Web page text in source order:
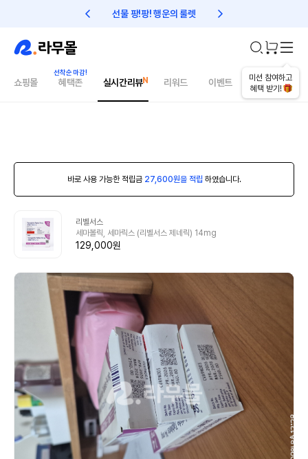
선물 팡!팡! 행운의 룰렛 친구초대 1만원 리워드!
미션 참여하고
혜택 받기!
쇼핑몰 혜택존 실시간리뷰 리워드 이벤트 건강매거진
바로 사용 가능한 적립금 27,600원을 적립 하였습니다.
리벨서스
세마볼릭, 세마릭스 (리벨서스 제네릭) 14mg
129,000원